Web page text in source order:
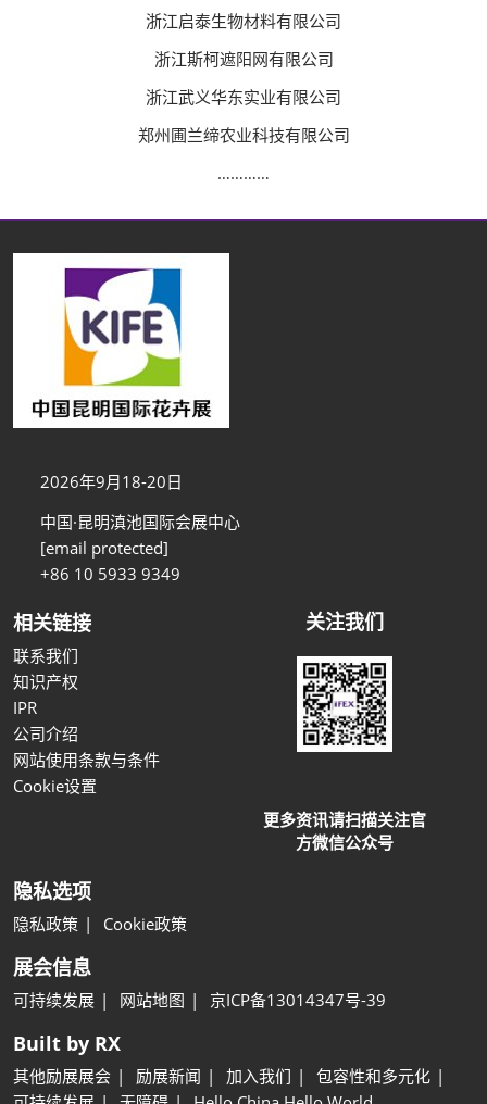
浙江启泰生物材料有限公司
浙江斯柯遮阳网有限公司
浙江武义华东实业有限公司
郑州圃兰缔农业科技有限公司
…………
2026年9月18-20日
中国·昆明滇池国际会展中心
[email protected]
+86 10 5933 9349
相关链接
联系我们
知识产权
IPR
公司介绍
网站使用条款与条件
Cookie设置
关注我们
更多资讯请扫描关注官
方微信公众号
隐私选项
隐私政策 Cookie政策
展会信息
可持续发展 网站地图 京ICP备13014347号-39
Built by RX
其他励展展会 励展新闻 加入我们
包容性和多元化